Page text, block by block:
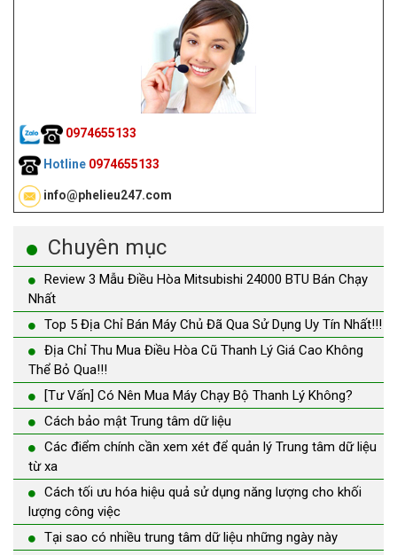
0974655133
Hotline 0974655133
info@phelieu247.com
Chuyên mục
Review 3 Mẫu Điều Hòa Mitsubishi 24000 BTU Bán Chạy
Nhất
Top 5 Địa Chỉ Bán Máy Chủ Đã Qua Sử Dụng Uy Tín Nhất!!!
Địa Chỉ Thu Mua Điều Hòa Cũ Thanh Lý Giá Cao Không
Thể Bỏ Qua!!!
[Tư Vấn] Có Nên Mua Máy Chạy Bộ Thanh Lý Không?
Cách bảo mật Trung tâm dữ liệu
Các điểm chính cần xem xét để quản lý Trung tâm dữ liệu
từ xa
Cách tối ưu hóa hiệu quả sử dụng năng lượng cho khối
lượng công việc
Tại sao có nhiều trung tâm dữ liệu những ngày này